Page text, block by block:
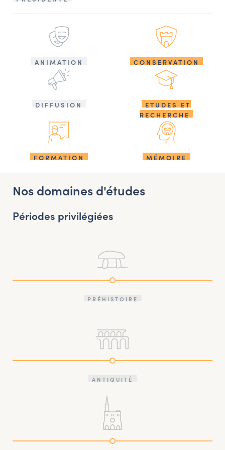
ANIMATION CONSERVATION
DIFFUSION
ETUDES ET
RECHERCHE
FORMATION MÉMOIRE
Nos domaines d'études
Périodes privilégiées
PRÉHISTOIRE
ANTIQUITÉ